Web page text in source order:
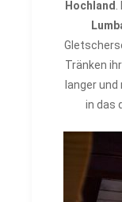
Hochland
Tränken
langer
in das